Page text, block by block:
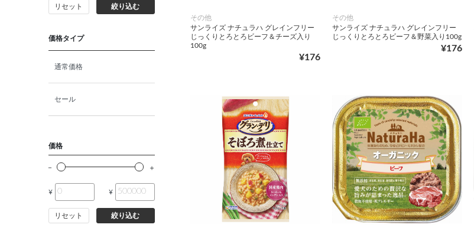
猫ドライフード
猫ウェットフード
その他ペット用品
小動物・鳥フード
リセット 絞り込む
価格タイプ
通常価格
セール
価格
¥ ¥
リセット 絞り込む
その他
サンライズ ナチュラハ グレインフリー
じっくりとろとろビーフ＆チーズ入り
100g
¥176
その他
サンライズ ナチュラハ グレインフリー
じっくりとろとろビーフ＆野菜入り100g
¥176